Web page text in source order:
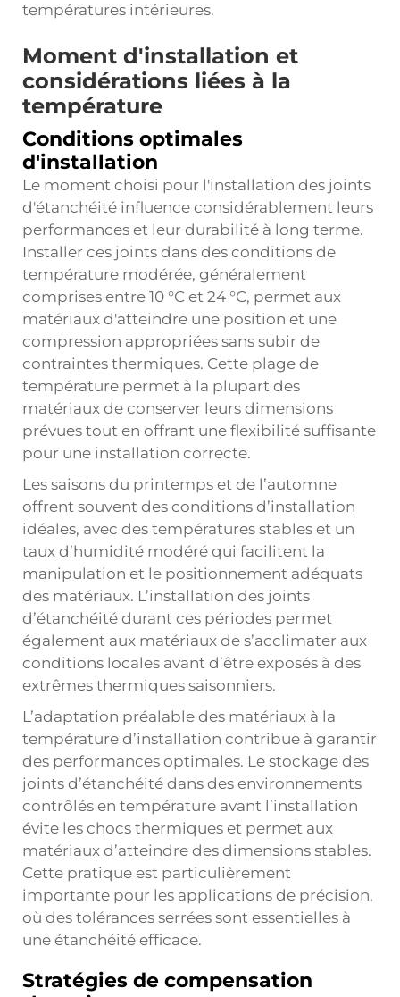
températures intérieures.
Moment d'installation et
considérations liées à la
température
Conditions optimales
d'installation
Le moment choisi pour l'installation des joints
d'étanchéité influence considérablement leurs
performances et leur durabilité à long terme.
Installer ces joints dans des conditions de
température modérée, généralement
comprises entre 10 °C et 24 °C, permet aux
matériaux d'atteindre une position et une
compression appropriées sans subir de
contraintes thermiques. Cette plage de
température permet à la plupart des
matériaux de conserver leurs dimensions
prévues tout en offrant une flexibilité suffisante
pour une installation correcte.
Les saisons du printemps et de l’automne
offrent souvent des conditions d’installation
idéales, avec des températures stables et un
taux d’humidité modéré qui facilitent la
manipulation et le positionnement adéquats
des matériaux. L’installation des joints
d’étanchéité durant ces périodes permet
également aux matériaux de s’acclimater aux
conditions locales avant d’être exposés à des
extrêmes thermiques saisonniers.
L’adaptation préalable des matériaux à la
température d’installation contribue à garantir
des performances optimales. Le stockage des
joints d’étanchéité dans des environnements
contrôlés en température avant l’installation
évite les chocs thermiques et permet aux
matériaux d’atteindre des dimensions stables.
Cette pratique est particulièrement
importante pour les applications de précision,
où des tolérances serrées sont essentielles à
une étanchéité efficace.
Stratégies de compensation